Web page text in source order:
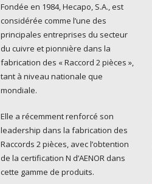
Fondée en 1984, Hecapo, S.A., est
considérée comme l’une des
principales entreprises du secteur
du cuivre et pionnière dans la
fabrication des « Raccord 2 pièces »,
tant à niveau nationale que
mondiale.
Elle a récemment renforcé son
leadership dans la fabrication des
Raccords 2 pièces, avec l’obtention
de la certification N d’AENOR dans
cette gamme de produits.